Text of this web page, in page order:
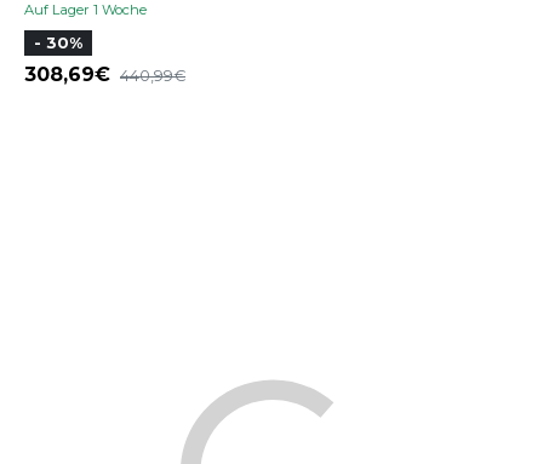
Auf Lager 1 Woche
- 30%
308,69 440,99